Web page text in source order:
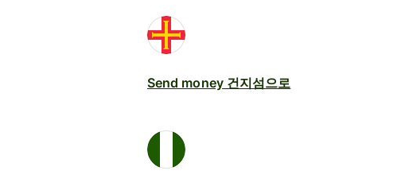
Send money 건지섬으로